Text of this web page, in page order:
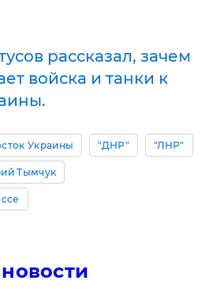
рассказал, зачем
войска и танки к
Украины "ДНР" "ЛНР"
Тымчук